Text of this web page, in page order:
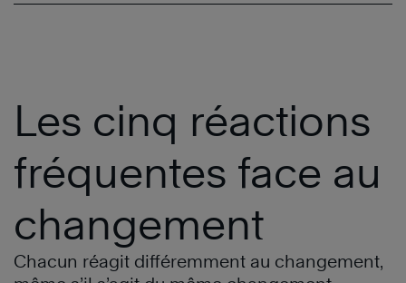
Les cinq réactions
fréquentes face au
changement
Chacun réagit différemment au changement,